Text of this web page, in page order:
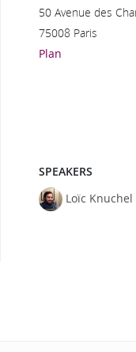
50 Avenue des
75008 Paris
Plan
SPEAKERS
Loïc Knuchel